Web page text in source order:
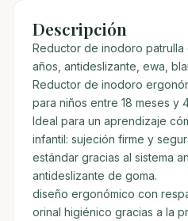
Descripción
Reductor de inodoro patrulla
años, antideslizante, ewa,
Reductor de inodoro
para niños entre 18 meses y
Ideal para un aprendizaje
infantil: sujeción firme y
estándar gracias al sistema
antideslizante de goma.
diseño ergonómico con
orinal higiénico gracias a la